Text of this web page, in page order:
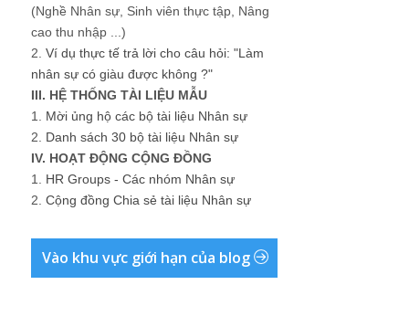
(Nghề Nhân sự, Sinh viên thực tập, Nâng
cao thu nhập ...)
2. Ví dụ thực tế trả lời cho câu hỏi: "Làm
nhân sự có giàu được không ?"
III. HỆ THỐNG TÀI LIỆU MẪU
1. Mời ủng hộ các bộ tài liệu Nhân sự
2. Danh sách 30 bộ tài liệu Nhân sự
IV. HOẠT ĐỘNG CỘNG ĐỒNG
1. HR Groups - Các nhóm Nhân sự
2. Cộng đồng Chia sẻ tài liệu Nhân sự
Vào khu vực giới hạn của blog